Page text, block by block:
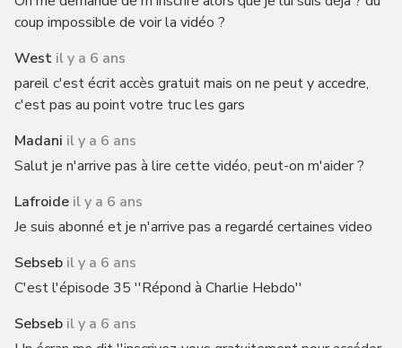
coup impossible de voir la vidéo ?
West il y a 6 ans
pareil c'est écrit accès gratuit mais on ne peut y accedre,
c'est pas au point votre truc les gars
Madani il y a 6 ans
Salut je n'arrive pas à lire cette vidéo, peut-on m'aider ?
Lafroide il y a 6 ans
Je suis abonné et je n'arrive pas a regardé certaines video
Sebseb il y a 6 ans
C'est l'épisode 35 ''Répond à Charlie Hebdo''
Sebseb il y a 6 ans